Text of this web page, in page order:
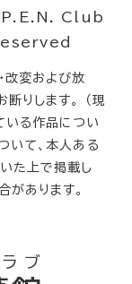
P.E.N. Club
改変および放
りします。 （現
いる作品につい
いて、本人ある
た上で掲載し
あります。
ブ